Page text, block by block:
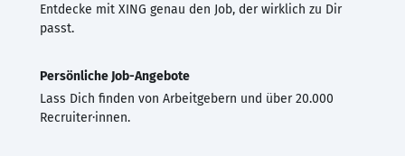
Entdecke mit XING genau den Job, der wirklich zu Dir
passt.
Persönliche Job-Angebote
Lass Dich finden von Arbeitgebern und über 20.000
Recruiter·innen.